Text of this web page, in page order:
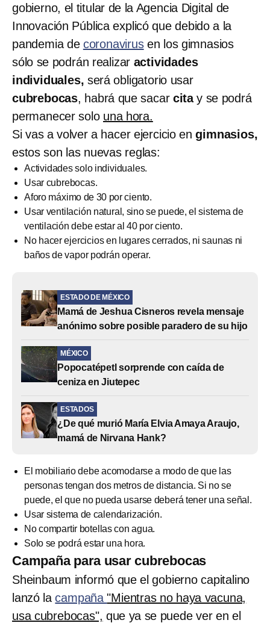
gobierno, el titular de la Agencia Digital de
Innovación Pública explicó que debido a la
pandemia de coronavirusen los gimnasios
sólo se podrán realizar actividades
individuales, será obligatorio usar
cubrebocas, habrá que sacarcitay se podrá
permanecer solo una hora.
Si vas a volver a hacer ejercicio en gimnasios,
estos son las nuevas reglas:
Actividades solo individuales.
Usar cubrebocas.
Aforo máximo de 30 por ciento.
Usar ventilación natural, sino se puede, el sistema de
ventilación debe estar al 40 por ciento.
No hacer ejercicios en lugares cerrados, ni saunas ni
baños de vapor podrán operar.
ESTADO DE MÉXICO
Mamá de Jeshua Cisneros revela mensaje
anónimo sobre posible paradero de su hijo
MÉXICO
Popocatépetl sorprende con caída de
ceniza en Jiutepec
ESTADOS
¿De qué murió María Elvia Amaya Araujo,
mamá de Nirvana Hank?
El mobiliario debe acomodarse a modo de que las
personas tengan dos metros de distancia. Si no se
puede, el que no pueda usarse deberá tener una señal.
Usar sistema de calendarización.
No compartir botellas con agua.
Solo se podrá estar una hora.
Campaña para usar cubrebocas
Sheinbaum informó que el gobierno capitalino
lanzó lacampaña"Mientras no haya vacuna,
usa cubrebocas", que ya se puede ver en el